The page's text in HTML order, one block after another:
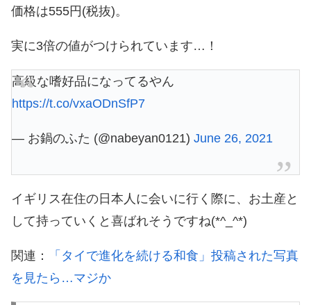
価格は555円(税抜)。
実に3倍の値がつけられています…！
高級な嗜好品になってるやん
https://t.co/vxaODnSfP7
— お鍋のふた (@nabeyan0121) June 26, 2021
イギリス在住の日本人に会いに行く際に、お土産と
して持っていくと喜ばれそうですね(*^_^*)
関連：
「タイで進化を続ける和食」投稿された写真
を見たら…マジか